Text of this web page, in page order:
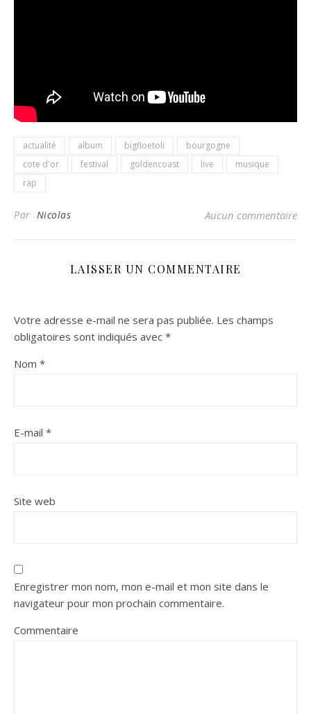
actualité album bigfloetoli
bourgogne
cote d'or
festival goldencoast live
musique
rap
Par Nicolas Aucun commentaire
LAISSER UN COMMENTAIRE
Votre adresse e-mail ne sera pas publiée. Les champs
obligatoires sont indiqués avec *
Nom *
E-mail *
Site web
Enregistrer mon nom, mon e-mail et mon site dans le
navigateur pour mon prochain commentaire.
Commentaire